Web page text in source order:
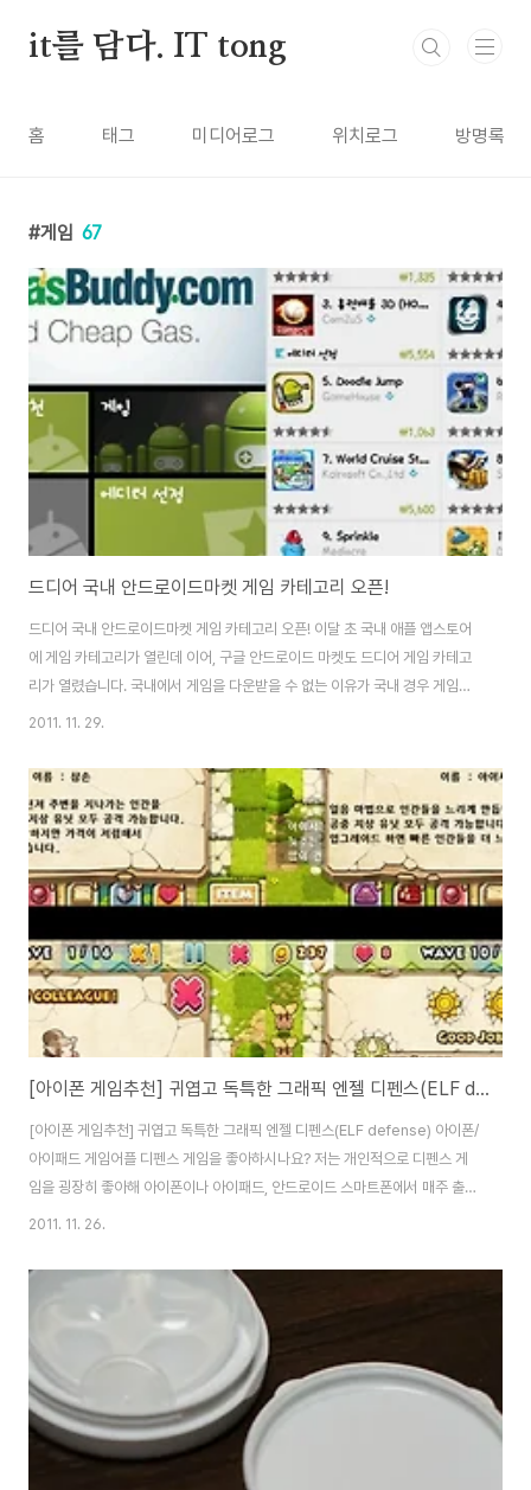
it를 담다. IT tong
홈 태그 미디어로그 위치로그 방명록
게임 67
드디어 국내 안드로이드마켓 게임 카테고리 오픈!
드디어 국내 안드로이드마켓 게임 카테고리 오픈! 이달 초 국내 애플 앱스토어
에 게임 카테고리가 열린데 이어, 구글 안드로이드 마켓도 드디어 게임 카테고
리가 열렸습니다. 국내에서 게임을 다운받을 수 없는 이유가 국내 경우 게임이
출시되기 전 이용등급에 대한 심의를 받아야 하기 때문인데요. 문화관광부 산
리고, 게임 출시시기 문제나 세금까지 내야하기 때문에 대다수의 게임업체들은
해외 계정에만 등록하고, 애플과 구글에서도 게임 카테고리를 폐쇄해왔었습니
다. 그동안 아이폰 유저는 홍콩이나 미국 계정을 통해 게임을 다운받으며, 우회
방법을 통해 게임을 다운받았고, 안드로이드 스마트폰 유저는 apk파일이나 블
랙마켓을 통해 게임을 받거나, t스토어..
2011. 11. 29.
[아이폰 게임추천] 귀엽고 독특한 그래픽 엔젤 디펜스(ELF defense) 아이폰/아이패드 게임어플
[아이폰 게임추천] 귀엽고 독특한 그래픽 엔젤 디펜스(ELF defense) 아이폰/
아이패드 게임어플 디펜스 게임을 좋아하시나요? 저는 개인적으로 디펜스 게
임을 굉장히 좋아해 아이폰이나 아이패드, 안드로이드 스마트폰에서 매주 출시
하는 디펜스 게임은 왠만하면 거의 다운받아 즐기는데요. 이번에 새롭게 출시
제리오아시스에서 출시한 엘프디펜스(ELF defense)입니다. 엘프 디펜스는
인간의 욕심으로 엘프들의 마을을 탐내어 전쟁을 하게 되고 엘프들은 인간을
막아내는 스토리를 가진 게임입니다. 영화 아바타와 비슷한 내용인것 같습니
다. 엘프 디팬스는 앱스토어를 통해 $2.99로 구매할 수 있는데, 출시기념이벤
트로 $0.99로 다운받아 설치할..
2011. 11. 26.